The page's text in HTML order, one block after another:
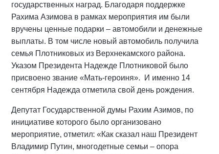
государственных наград. Благодаря поддержке
Рахима Азимова в рамках мероприятия им были
вручены ценные подарки – автомобили и денежные
выплаты. В том числе новый автомобиль получила
семья Плотниковых из Верхнекамского района.
Указом Президента Надежде Плотниковой было
присвоено звание «Мать-героиня». И именно 14
сентября Надежда отметила свой день рождения.
Депутат Государственной думы Рахим Азимов, по
инициативе которого было организовано
мероприятие, отметил: «Как сказал наш Президент
Владимир Путин, многодетные семьи – опора